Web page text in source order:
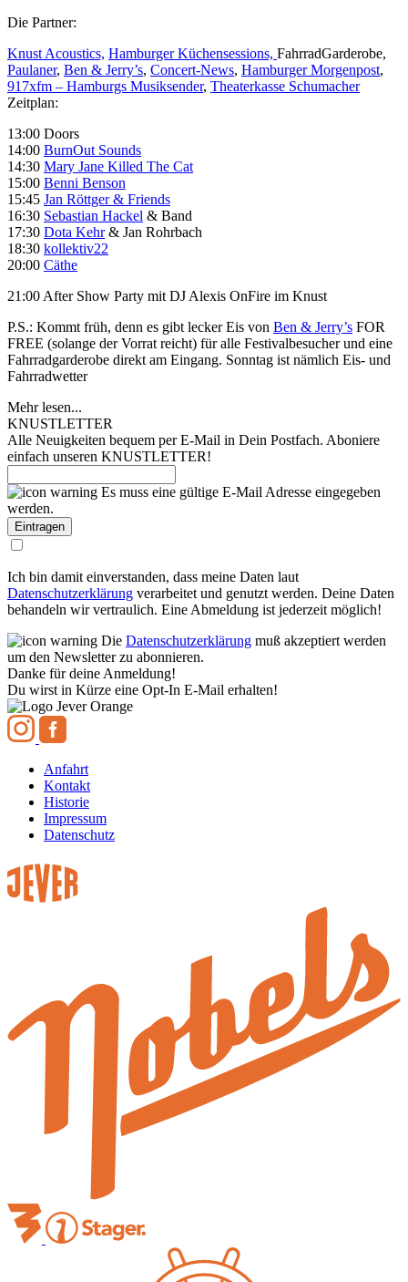
Die Partner:
Knust Acoustics, Hamburger Küchensessions, FahrradGarderobe,
Paulaner, Ben & Jerry’s, Concert-News, Hamburger Morgenpost,
917xfm – Hamburgs Musiksender, Theaterkasse Schumacher
Zeitplan:
13:00 Doors
14:00 BurnOut Sounds
14:30 Mary Jane Killed The Cat
15:00 Benni Benson
15:45 Jan Röttger & Friends
16:30 Sebastian Hackel & Band
17:30 Dota Kehr& Jan Rohrbach
18:30 kollektiv22
20:00 Cäthe
21:00 After Show Party mit DJ Alexis OnFire im Knust
P.S.: Kommt früh, denn es gibt lecker Eis von Ben & Jerry’s FOR
FREE (solange der Vorrat reicht) für alle Festivalbesucher und eine
Fahrradgarderobe direkt am Eingang. Sonntag ist nämlich Eis- und
Fahrradwetter
Mehr lesen...
KNUSTLETTER
Alle Neuigkeiten bequem per E-Mail in Dein Postfach. Aboniere
einfach unseren KNUSTLETTER!
Es muss eine gültige E-Mail Adresse eingegeben
werden.
Ich bin damit einverstanden, dass meine Daten laut
Datenschutzerklärung verarbeitet und genutzt werden. Deine Daten
behandeln wir vertraulich. Eine Abmeldung ist jederzeit möglich!
Die Datenschutzerklärung muß akzeptiert werden
um den Newsletter zu abonnieren.
Danke für deine Anmeldung!
Du wirst in Kürze eine Opt-In E-Mail erhalten!
Anfahrt
Kontakt
Historie
Impressum
Datenschutz